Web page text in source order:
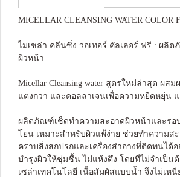
MICELLAR CLEANSING WATER COLOR
ไมเซล่า คลีนซิ่ง วอเทอร์ คัลเลอร์ ฟรี : ผลิ
ผิวหน้า
Micellar Cleansing water สูตรใหม่ล่าสุด ผส
แตงกวา และคอลลาเจนเพื่อความหยืดหยุ่น
ผลิตภัณฑ์เช็ดทำความสะอาดผิวหน้าและรอ
โยน เหมาะสำหรับผิวแพ้ง่าย ช่วยทำความส
คราบสิ่งสกปรกและเครื่องสำอางที่ติดทนได้
บำรุงผิวให้ชุ่มชื้น ไม่แห้งตึง โดยที่ไม่จำเป็นต้
เซล่าเทคโนโลยี เนื้อสัมผัสแบบน้ำ จึงไม่เห